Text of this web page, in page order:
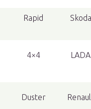
Rapid Skoda
4×4 LADA
Duster